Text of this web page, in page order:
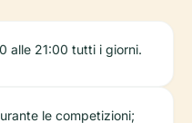
alle 21:00 tutti i giorni.
le competizioni;